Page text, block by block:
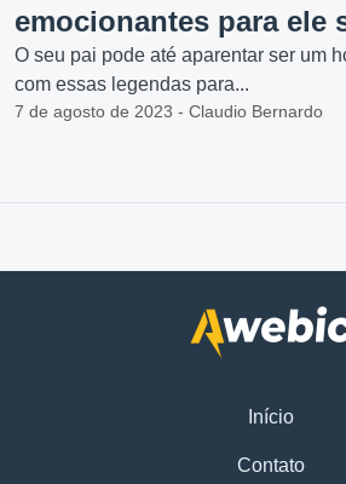
emocionantes para ele
O seu pai pode até aparentar ser um
com essas legendas para...
7 de agosto de 2023 - Claudio Bernardo
Início
Contato